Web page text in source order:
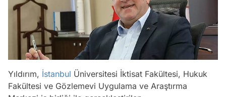
Yıldırım, İstanbul Üniversitesi İktisat Fakültesi, Hukuk
Fakültesi ve Gözlemevi Uygulama ve Araştırma